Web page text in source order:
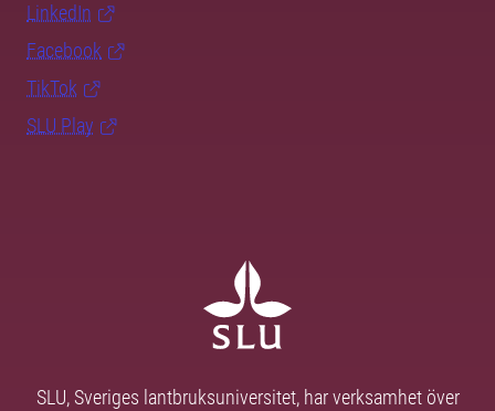
LinkedIn
Facebook
TikTok
SLU Play
SLU, Sveriges lantbruksuniversitet, har verksamhet över